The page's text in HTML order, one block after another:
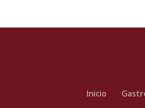
Inicio